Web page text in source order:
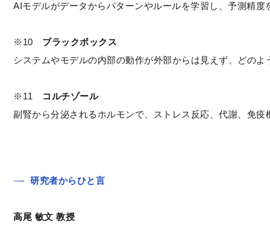
AIモデルがデータからパターンやルールを学習し、予測精
※10 ブラックボックス
システムやモデルの内部の動作が外部からは見えず、どの
※11 コルチゾール
副腎から分泌されるホルモンで、ストレス反応、代謝、免
研究者からひと言
高尾 敏文 教授